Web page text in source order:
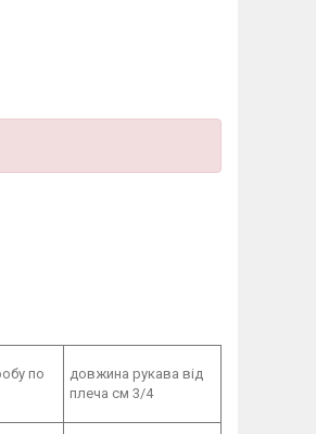
по
довжина рукава від
плеча см 3/4